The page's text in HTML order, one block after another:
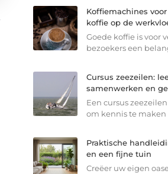
Koffiemachines
koffie op de
Goede koffie is voor
bezoekers een
Cursus zeezeilen:
samenwerken en
Een cursus
om kennis te
Praktische
en een fijne tuin
Creëer uw eigen